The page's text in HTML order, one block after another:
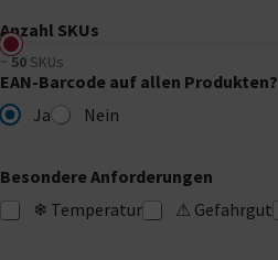
Anzahl SKUs
~50 SKUs
EAN-Barcode auf allen Produkten?
Ja
Nein
Besondere Anforderungen
❄ Temperatur
⚠ Gefahrgut